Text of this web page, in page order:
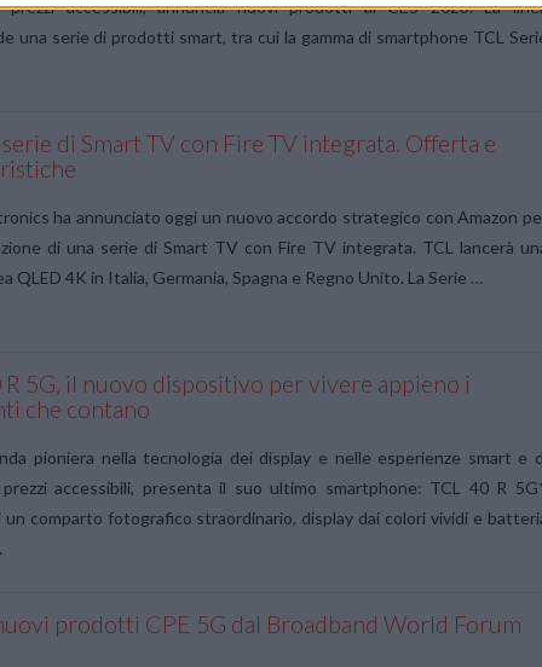
prezzi accessibili, annuncia nuovi prodotti al CES 2023. La
una serie di prodotti smart, tra cui la gamma di smartphone TCL
serie di Smart TV con Fire TV integrata. Offerta e
ha annunciato oggi un nuovo accordo strategico con Amazon
di una serie di Smart TV con Fire TV integrata. TCL lancerà
QLED 4K in Italia, Germania, Spagna e Regno Unito. La Serie …
R 5G, il nuovo dispositivo per vivere appieno i
che contano
pioniera nella tecnologia dei display e nelle esperienze smart e
accessibili, presenta il suo ultimo smartphone: TCL 40 R
comparto fotografico straordinario, display dai colori vividi e
prodotti CPE 5G dal Broadband World Forum